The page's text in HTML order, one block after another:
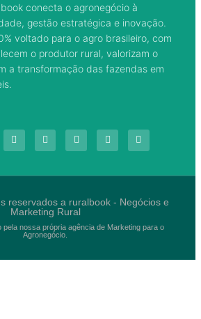
conecta o agronegócio à
gestão estratégica e inovação.
voltado para o agro brasileiro, com
o produtor rural, valorizam o
a transformação das fazendas em
reservados a ruralbook - Negócios e
Marketing Rural
pela nossa própria agência de Marketing para o
Agronegócio.